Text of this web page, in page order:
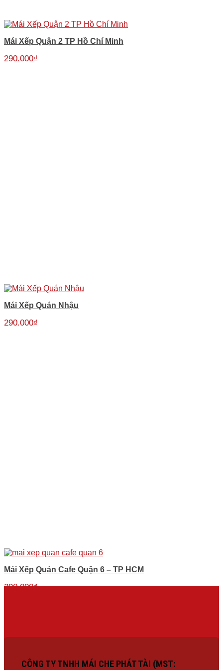
Mái Xếp Quận 2 TP Hồ Chí Minh
290.000₫
Mái Xếp Quán Nhậu
290.000₫
Mái Xếp Quán Cafe Quận 6 – TP HCM
290.000₫
CÔNG TY TNHH MÁI CHE PHÁT TÀI (MST: